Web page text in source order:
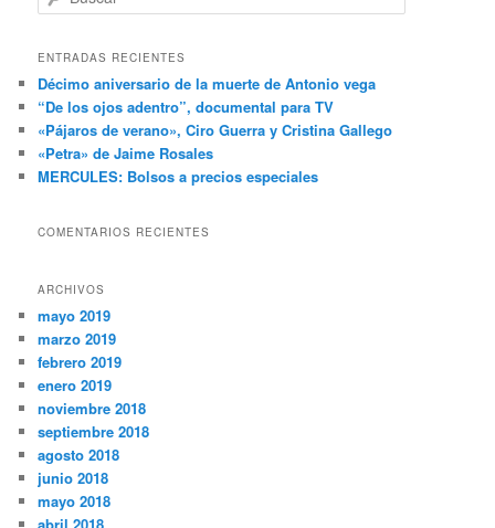
u
c
r
ENTRADAS RECIENTES
Décimo aniversario de la muerte de Antonio vega
“De los ojos adentro”, documental para TV
«Pájaros de verano», Ciro Guerra y Cristina Gallego
«Petra» de Jaime Rosales
MERCULES: Bolsos a precios especiales
COMENTARIOS RECIENTES
ARCHIVOS
mayo 2019
marzo 2019
febrero 2019
enero 2019
noviembre 2018
septiembre 2018
agosto 2018
junio 2018
mayo 2018